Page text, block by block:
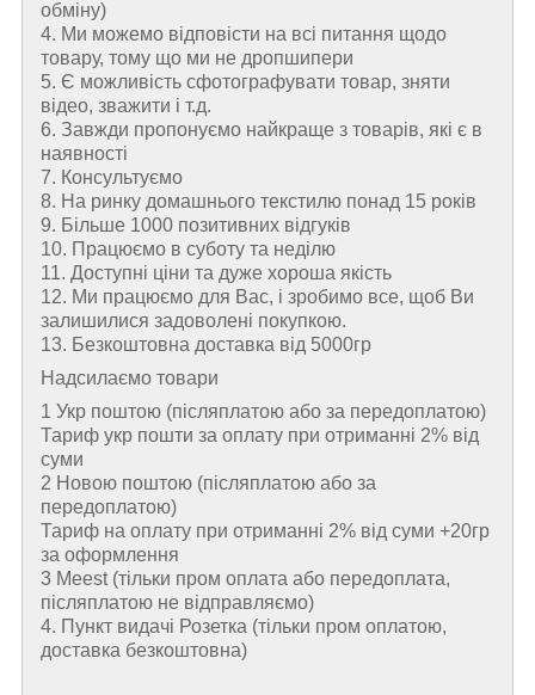
обміну)
4. Ми можемо відповісти на всі питання щодо
товару, тому що ми не дропшипери
5. Є можливість сфотографувати товар, зняти
відео, зважити і т.д.
6. Завжди пропонуємо найкраще з товарів, які є в
наявності
7. Консультуємо
8. На ринку домашнього текстилю понад 15 років
9. Більше 1000 позитивних відгуків
10. Працюємо в суботу та неділю
11. Доступні ціни та дуже хороша якість
12. Ми працюємо для Вас, і зробимо все, щоб Ви
залишилися задоволені покупкою.
13. Безкоштовна доставка від 5000гр
Надсилаємо товари
1 Укр поштою (пiсляплатою або за передоплатою)
Тариф укр пошти за оплату при отриманні 2% від
суми
2 Новою поштою (пiсляплатою або за
передоплатою)
Тариф на оплату при отриманні 2% від суми +20гр
за оформлення
3 Meest (тільки пром оплата або передоплата,
післяплатою не відправляємо)
4. Пункт видачі Розетка (тільки пром оплатою,
доставка безкоштовна)